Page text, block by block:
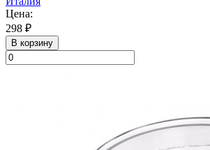
Цена:
298 ₽
В корзину